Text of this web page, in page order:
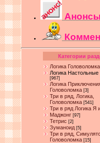
Категории
Логика Головоломка
Логика Настольные
[967]
Логика
Головоломка [3]
Три в ряд, Логика,
Головоломка [541]
Три в ряд Логика Я
Маджонг [97]
Тетрис [2]
Зуманоид [5]
Три в ряд,
Головоломка [15]